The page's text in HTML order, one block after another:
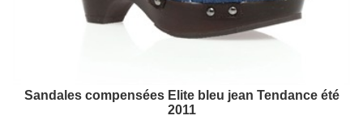
Sandales compensées Elite bleu jean Tendance été
2011